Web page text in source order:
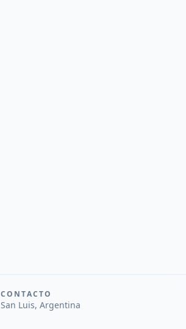
CONTACTO
San Luis, Argentina